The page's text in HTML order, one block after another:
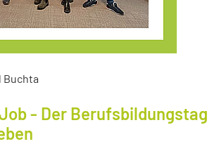
Buchta
- Der Berufsbildungstag